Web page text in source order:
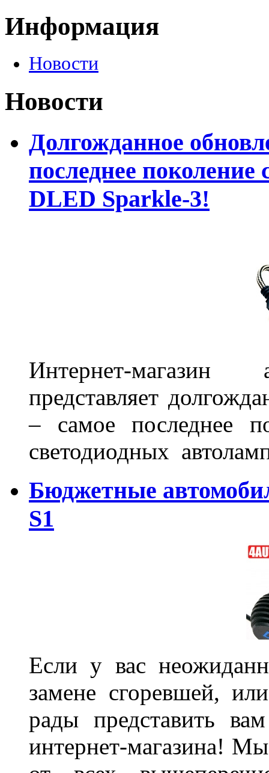
Информация
Новости
Новости
Долгожданное
последнее
DLED Sparkle-3!
Интернет-магазин
представляет
– самое последнее
светодиодных
Бюджетные
S1
Если у вас
замене сгоревшей,
рады представить
интернет-магазина!